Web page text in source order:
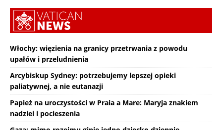
Włochy: więzienia na granicy przetrwania z powodu
upałów i przeludnienia
Arcybiskup Sydney: potrzebujemy lepszej opieki
paliatywnej, a nie eutanazji
Papież na uroczystości w Praia a Mare: Maryja znakiem
nadziei i pocieszenia